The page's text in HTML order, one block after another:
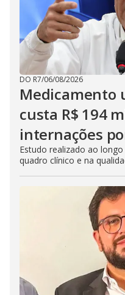
DO R7/06/08/2026
Medicamento
custa R$ 194
internações
Estudo realizado ao
quadro clínico e na